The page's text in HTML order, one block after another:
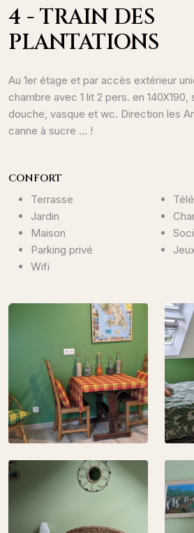
4 - TRAIN DES
PLANTATIONS
Au 1er étage et par accès extérieur
chambre avec 1 lit 2 pers. en
douche, vasque et wc. Direction les
canne à sucre ... !
CONFORT
Terrasse
Jardin
Maison
Parking privé
Wifi